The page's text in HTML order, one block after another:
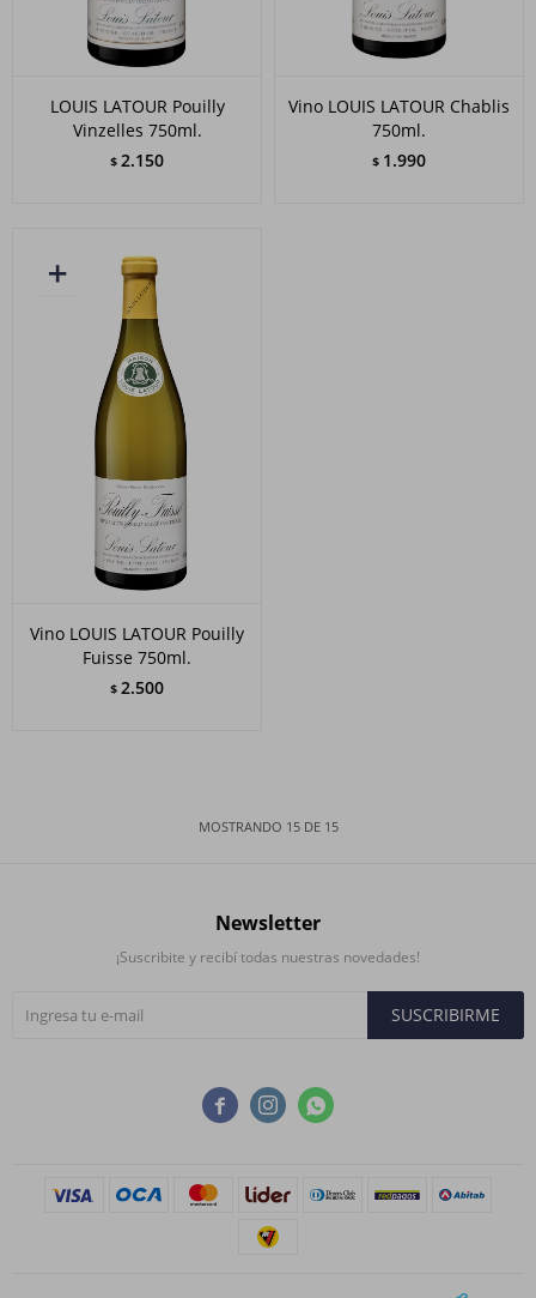
LOUIS LATOUR Pouilly
Vinzelles 750ml.
$ 2.150
Vino LOUIS LATOUR Chablis
750ml.
$ 1.990
Vino LOUIS LATOUR Pouilly
Fuisse 750ml.
$ 2.500
MOSTRANDO 15DE 15
  
Newsletter
¡Suscribite y recibí todas nuestras novedades!
SUSCRIBIRME